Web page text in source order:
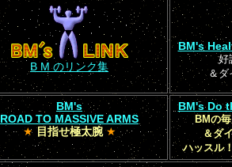
B M のリンク集
BM's
好
＆ダ
BM's
ROAD TO MASSIVE ARMS
★ 目指せ極太腕 ★
BM's Do
BMの
＆ダ
ハッスル